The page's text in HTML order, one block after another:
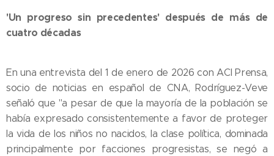
'Un progreso sin precedentes' después de más de
cuatro décadas
En una entrevista del 1 de enero de 2026 con ACI Prensa,
socio de noticias en español de CNA, Rodríguez-Veve
señaló que "a pesar de que la mayoría de la población se
había expresado consistentemente a favor de proteger
la vida de los niños no nacidos, la clase política, dominada
principalmente por facciones progresistas, se negó a